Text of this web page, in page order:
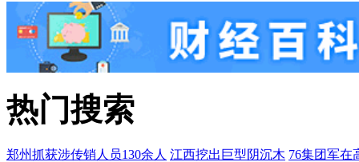
热门搜索
郑州抓获涉传销人员130余人 江西挖出巨型阴沉木 76集团军在